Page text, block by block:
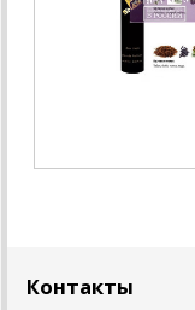
Контакты